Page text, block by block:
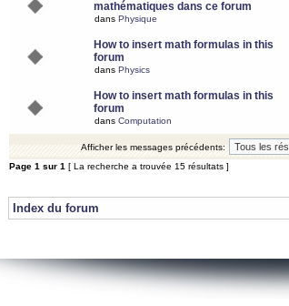
mathématiques dans ce forum
dans Physique
How to insert math formulas in this
forum
dans Physics
How to insert math formulas in this
forum
dans Computation
Afficher les messages précédents:
Page 1 sur 1 [ La recherche a trouvée 15 résultats ]
Index du forum